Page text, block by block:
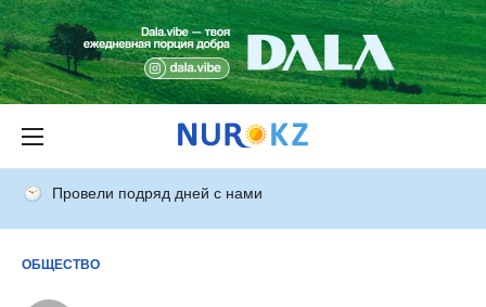
Провели подряд дней с нами
ОБЩЕСТВО